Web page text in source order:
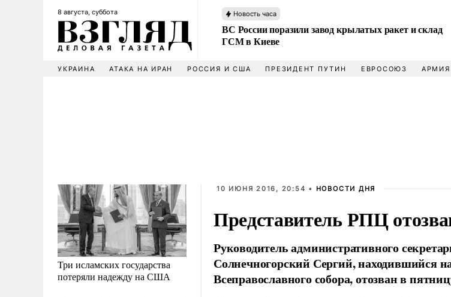
8 августа, суббота Новость часа
ВС России поразили завод крылатых ракет и склад
ГСМ в Киеве
УКРАИНА АТАКА НА ИРАН РОССИЯ И США ПРЕЗИДЕНТ ПУТИН ЕВРОСОЮЗ
Три исламских государства
потеряли надежду на США
10 ИЮНЯ 2016, 20:54 • НОВОСТИ ДНЯ
Представитель РПЦ
Руководитель административного
Солнечногорский Сергий, находившийся
Всеправославного собора, отозван в